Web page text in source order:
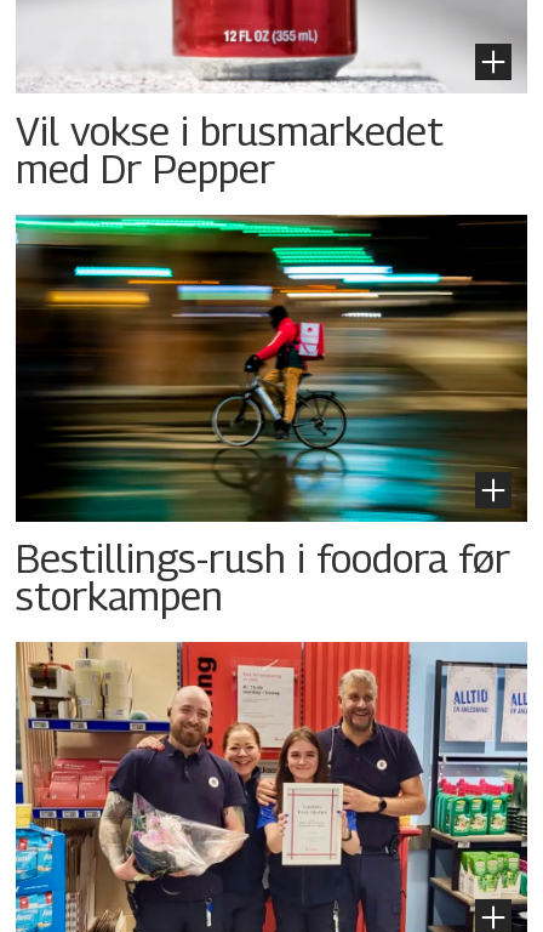
Vil vokse i brusmarkedet
med Dr Pepper
Bestillings-rush i foodora før
storkampen